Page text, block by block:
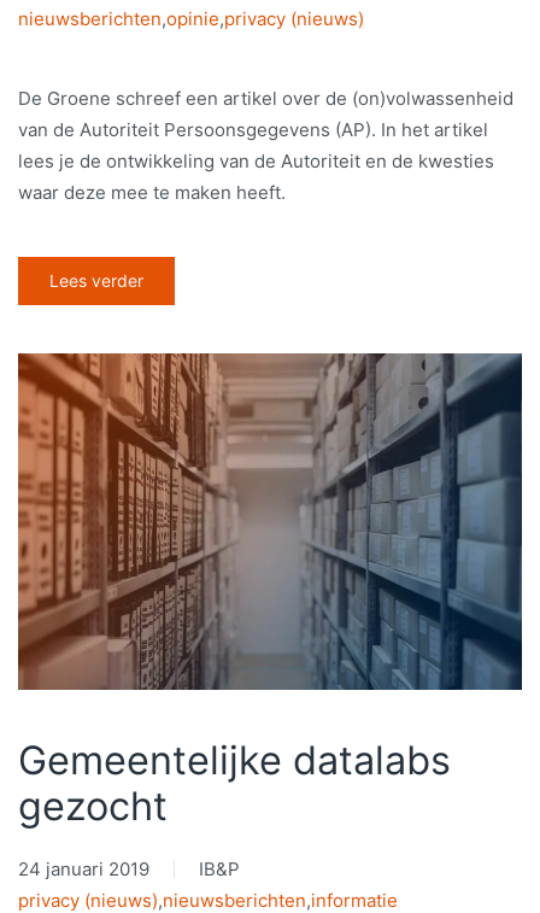
nieuwsberichten,opinie,privacy (nieuws)
De Groene schreef een artikel over de (on)volwassenheid
van de Autoriteit Persoonsgegevens (AP). In het artikel
lees je de ontwikkeling van de Autoriteit en de kwesties
waar deze mee te maken heeft.
Lees verder
Gemeentelijke datalabs
gezocht
24 januari 2019
IB&P
privacy (nieuws),nieuwsberichten,informatie